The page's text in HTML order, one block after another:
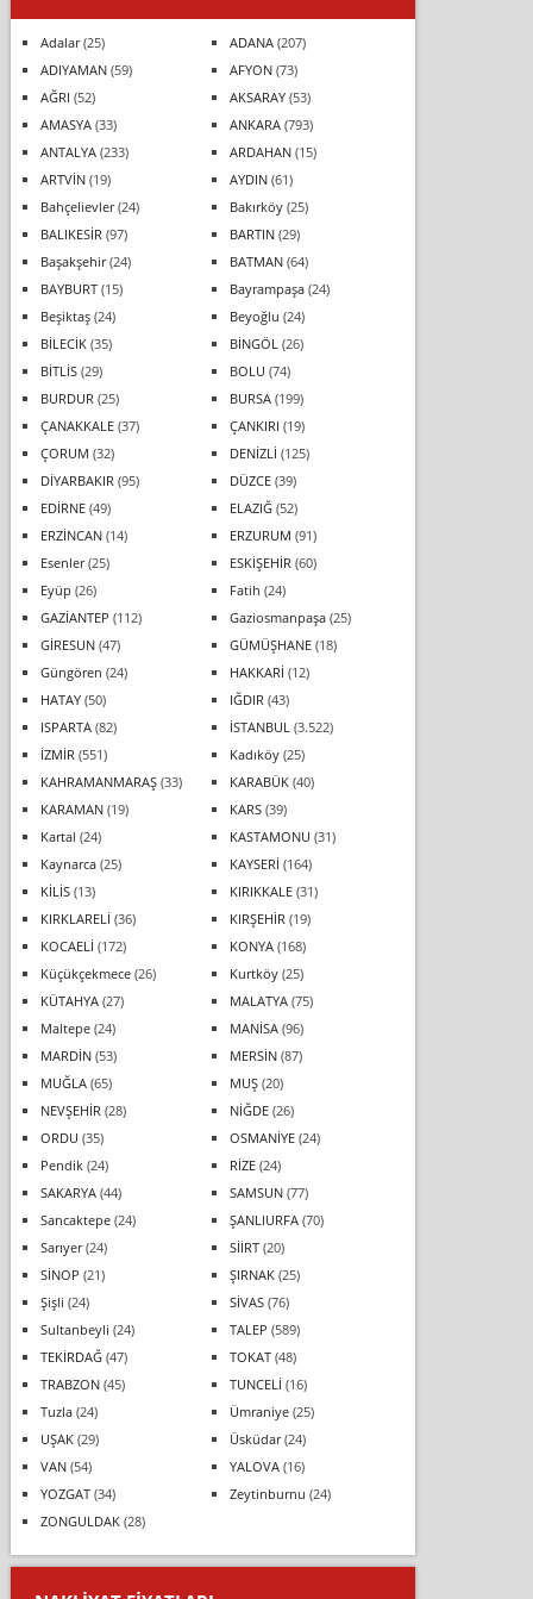
Adalar(25) ADANA(207)
ADIYAMAN(59) AFYON(73)
AĞRI (52) AKSARAY(53)
AMASYA(33) ANKARA(793)
ANTALYA(233) ARDAHAN(15)
ARTVİN(19) AYDIN(61)
Bahçelievler(24) Bakırköy(25)
BALIKESİR (97) BARTIN(29)
Başakşehir(24) BATMAN(64)
BAYBURT(15) Bayrampaşa(24)
Beşiktaş(24) Beyoğlu (24)
BİLECİK(35) BİNGÖL (26)
BİTLİS(29) BOLU (74)
BURDUR (25) BURSA(199)
ÇANAKKALE(37) ÇANKIRI (19)
ÇORUM (32) DENİZLİ (125)
DİYARBAKIR (95) DÜZCE(39)
EDİRNE(49) ELAZIĞ(52)
ERZİNCAN(14) ERZURUM (91)
Esenler(25) ESKİŞEHİR (60)
Eyüp (26) Fatih (24)
GAZİANTEP (112) Gaziosmanpaşa(25)
GİRESUN(47) GÜMÜŞHANE(18)
Güngören (24) HAKKARİ (12)
HATAY(50) IĞDIR (43)
ISPARTA(82) İSTANBUL (3.522)
İZMİR (551) Kadıköy(25)
KAHRAMANMARAŞ(33) KARABÜK(40)
KARAMAN(19) KARS(39)
Kartal (24) KASTAMONU (31)
Kaynarca(25) KAYSERİ (164)
KİLİS(13) KIRIKKALE(31)
KIRKLARELİ (36) KIRŞEHİR (19)
KOCAELİ (172) KONYA(168)
Küçükçekmece(26) Kurtköy(25)
KÜTAHYA(27) MALATYA(75)
Maltepe(24) MANİSA(96)
MARDİN(53) MERSİN(87)
MUĞLA(65) MUŞ(20)
NEVŞEHİR (28) NİĞDE(26)
ORDU (35) OSMANİYE(24)
Pendik(24) RİZE(24)
SAKARYA(44) SAMSUN(77)
Sancaktepe(24) ŞANLIURFA(70)
Sarıyer(24) SİİRT(20)
SİNOP (21) ŞIRNAK(25)
Şişli (24) SİVAS(76)
Sultanbeyli (24) TALEP (589)
TEKİRDAĞ(47) TOKAT(48)
TRABZON(45) TUNCELİ (16)
Tuzla(24) Ümraniye(25)
UŞAK(29) Üsküdar(24)
VAN(54) YALOVA(16)
YOZGAT(34) Zeytinburnu (24)
ZONGULDAK(28)